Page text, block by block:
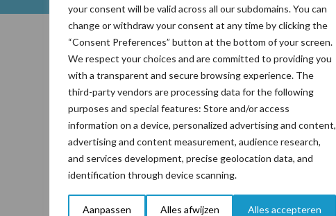
your consent will be valid across all our subdomains. You can
change or withdraw your consent at any time by clicking the
“Consent Preferences” button at the bottom of your screen.
We respect your choices and are committed to providing you
with a transparent and secure browsing experience. The
third-party vendors are processing data for the following
purposes and special features: Store and/or access
information on a device, personalized advertising and content,
advertising and content measurement, audience research,
and services development, precise geolocation data, and
identification through device scanning.
Aanpassen Alles afwijzen Alles accepteren
Toon meer